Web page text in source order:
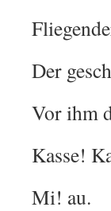
Der
Vor ihm
Kasse!
Mi! au.